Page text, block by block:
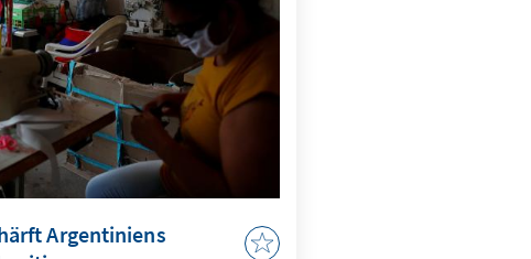
Argentiniens